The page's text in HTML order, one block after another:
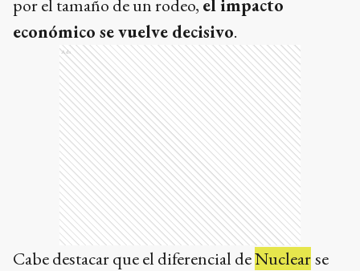
por el tamaño de un rodeo, el impacto
económico se vuelve decisivo.
Ads
Cabe destacar que el diferencial deNuclearse